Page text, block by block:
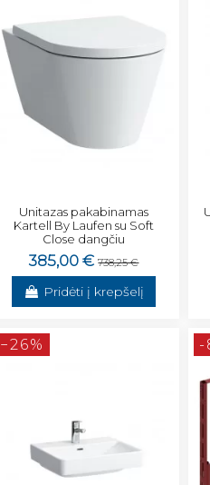
Unitazas pakabinamas
Kartell By Laufen su Soft
Close dangčiu
385,00 € 738,25 €
Pridėti į krepšelį
−26% -